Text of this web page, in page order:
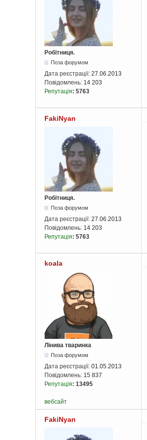
Робітниця.
Поза форумом
Дата реєстрації: 27.06.2013
Повідомлень: 14 203
Репутація: 5763
FakiNyan
Робітниця.
Поза форумом
Дата реєстрації: 27.06.2013
Повідомлень: 14 203
Репутація: 5763
koala
Лінива тваринка
Поза форумом
Дата реєстрації: 01.05.2013
Повідомлень: 15 837
Репутація: 13495
вебсайт
FakiNyan